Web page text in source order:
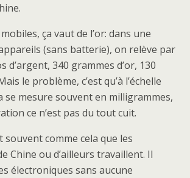
ça vaut de l’or: dans une
(sans batterie), on relève par
d’argent, 340 grammes d’or, 130
le problème, c’est qu’à l’échelle
se mesure souvent en milligrammes,
ce n’est pas du tout cuit.
souvent comme cela que les
Chine ou d’ailleurs travaillent. Il
électroniques sans aucune